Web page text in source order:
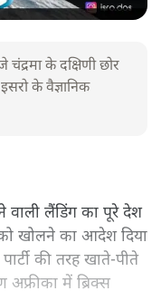
के दक्षिणी छोर
के वैज्ञानिक
वाली लैंडिंग का पूरे देश
खोलने का आदेश दिया
की तरह खाते-पीते
अफ्रीका में ब्रिक्स